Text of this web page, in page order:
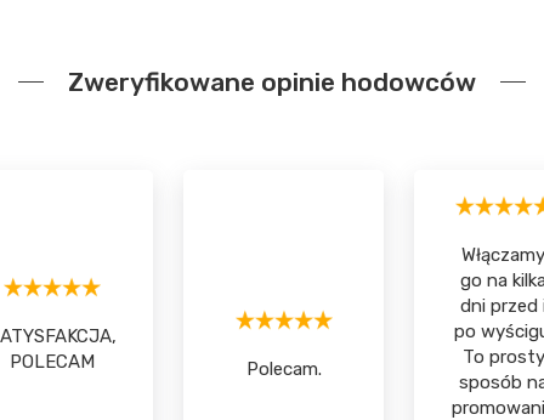
Zweryfikowane opinie hodowców
POLECAM
Polecam.
Włączamy
go na
dni przed
po
To prosty
sposób